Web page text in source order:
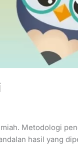
Metodologi
hasil yang